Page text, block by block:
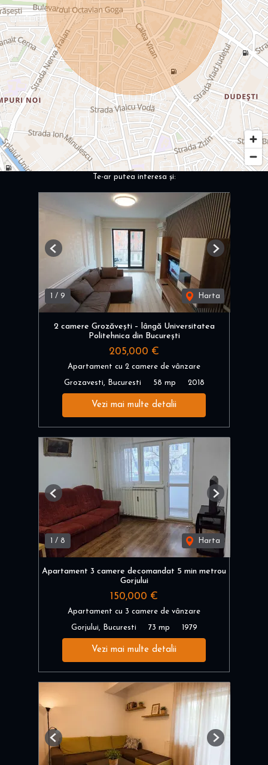
Te-ar putea interesa și:
/ 9 Harta
Previous Next
2 camere Grozăvești – lângă Universitatea
Politehnica din București
205,000 €
Apartament cu 2 camere de vânzare
Grozavesti, Bucuresti 58 mp 2018
Vezi mai multe detalii
1 / 8 Harta
Previous Next
Apartament 3 camere decomandat 5 min metrou
Gorjului
150,000 €
Apartament cu 3 camere de vânzare
Gorjului, Bucuresti 73 mp 1979
Vezi mai multe detalii
Previous Next